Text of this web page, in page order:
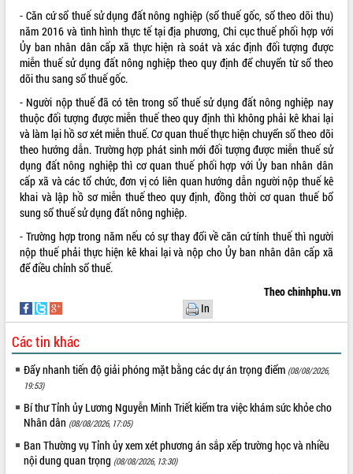
- Căn cứ sổ thuế sử dụng đất nông nghiệp (sổ thuế gốc, sổ theo dõi thu)
năm 2016 và tình hình thực tế tại địa phương, Chi cục thuế phối hợp với
Ủy ban nhân dân cấp xã thực hiện rà soát và xác định đối tượng được
miễn thuế sử dụng đất nông nghiệp theo quy định để chuyển từ sổ theo
dõi thu sang sổ thuế gốc.
- Người nộp thuế đã có tên trong sổ thuế sử dụng đất nông nghiệp nay
thuộc đối tượng được miễn thuế theo quy định thì không phải kê khai lại
và làm lại hồ sơ xét miễn thuế. Cơ quan thuế thực hiện chuyển sổ theo dõi
theo hướng dẫn. Trường hợp phát sinh mới đối tượng được miễn thuế sử
dụng đất nông nghiệp thì cơ quan thuế phối hợp với Ủy ban nhân dân
cấp xã và các tổ chức, đơn vị có liên quan hướng dẫn người nộp thuế kê
khai và lập hồ sơ miễn thuế theo quy định, đồng thời cơ quan thuế bổ
sung sổ thuế sử dụng đất nông nghiệp.
- Trường hợp trong năm nếu có sự thay đổi về căn cứ tính thuế thì người
nộp thuế phải thực hiện kê khai lại và nộp cho Ủy ban nhân dân cấp xã
để điều chỉnh sổ thuế.
Theo chinhphu.vn
In
Các tin khác
Đẩy nhanh tiến độ giải phóng mặt bằng các dự án trọng điểm (08/08/2026,
19:53)
Bí thư Tỉnh ủy Lương Nguyễn Minh Triết kiểm tra việc khám sức khỏe cho
Nhân dân (08/08/2026, 17:05)
Ban Thường vụ Tỉnh ủy xem xét phương án sắp xếp trường học và nhiều
nội dung quan trọng (08/08/2026, 13:30)